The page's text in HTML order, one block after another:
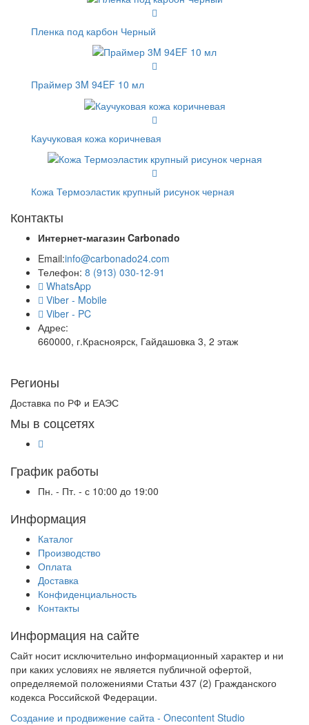
Пленка под карбон Черный
Праймер 3M 94EF 10 мл
Каучуковая кожа коричневая
Кожа Термоэластик крупный рисунок черная
Контакты
Интернет-магазин Carbonado
Email:info@carbonado24.com
Телефон: 8 (913) 030-12-91
WhatsApp
Viber - Mobile
Viber - PC
Адрес:
660000, г.Красноярск, Гайдашовка 3, 2 этаж
Регионы
Доставка по РФ и ЕАЭС
Мы в соцсетях
График работы
Пн. - Пт. - с 10:00 до 19:00
Информация
Каталог
Производство
Оплата
Доставка
Конфиденциальность
Контакты
Информация на сайте
Сайт носит исключительно информационный характер и ни
при каких условиях не является публичной офертой,
определяемой положениями Статьи 437 (2) Гражданского
кодекса Российской Федерации.
Создание и продвижение сайта - Onecontent Studio